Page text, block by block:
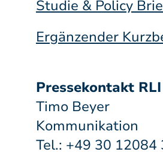
Studie & Policy
Ergänzender
Pressekontakt RLI
Timo Beyer
Kommunikation
Tel.: +49 30 12084